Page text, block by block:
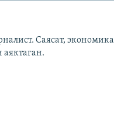
Саясат, экономика